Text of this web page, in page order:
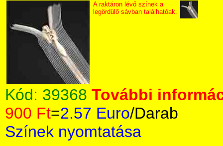
A raktáron lévő színek a
legördülő sávban találhatóak.
Kód: 39368 További
900 Ft=2.57 Euro/Darab
Színek nyomtatása